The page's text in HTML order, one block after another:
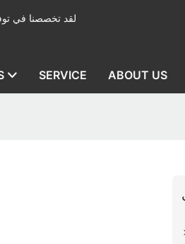
لقد تخصصنا في
SERVICE ABOUT US